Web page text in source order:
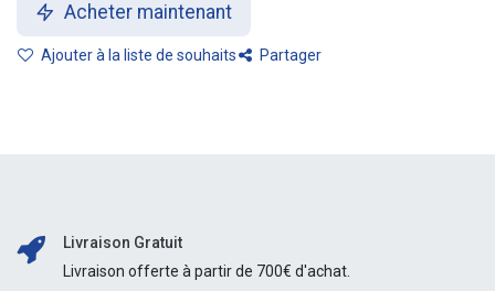
Acheter maintenant
Ajouter à la liste de souhaits Partager
Livraison Gratuit
Livraison offerte à partir de 700€ d'achat.